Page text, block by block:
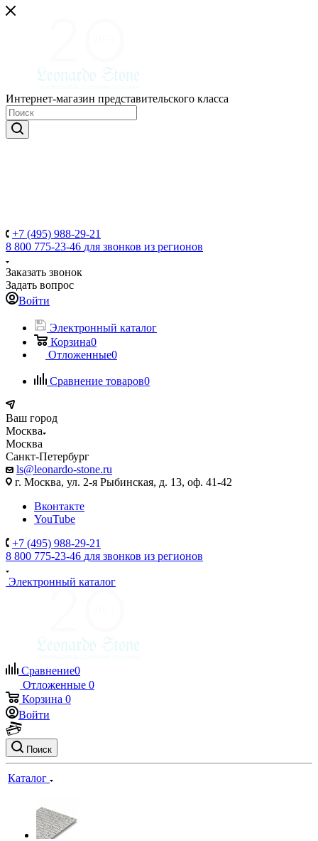
Интернет-магазин представительского класса
+7 (495) 988-29-21
8 800 775-23-46 для звонков из регионов
Заказать звонок
Задать вопрос
Войти
Электронный каталог
Корзина0
Отложенные0
Сравнение товаров0
Ваш город
Москва
Москва
Санкт-Петербург
ls@leonardo-stone.ru
г. Москва, ул. 2-я Рыбинская, д. 13, оф. 41-42
Вконтакте
YouTube
+7 (495) 988-29-21
8 800 775-23-46 для звонков из регионов
Электронный каталог
Сравнение0
Отложенные 0
Корзина 0
Войти
Поиск
Каталог